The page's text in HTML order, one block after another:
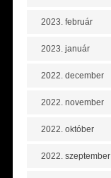
2023. február
2023. január
2022. december
2022. november
2022. október
2022. szeptember